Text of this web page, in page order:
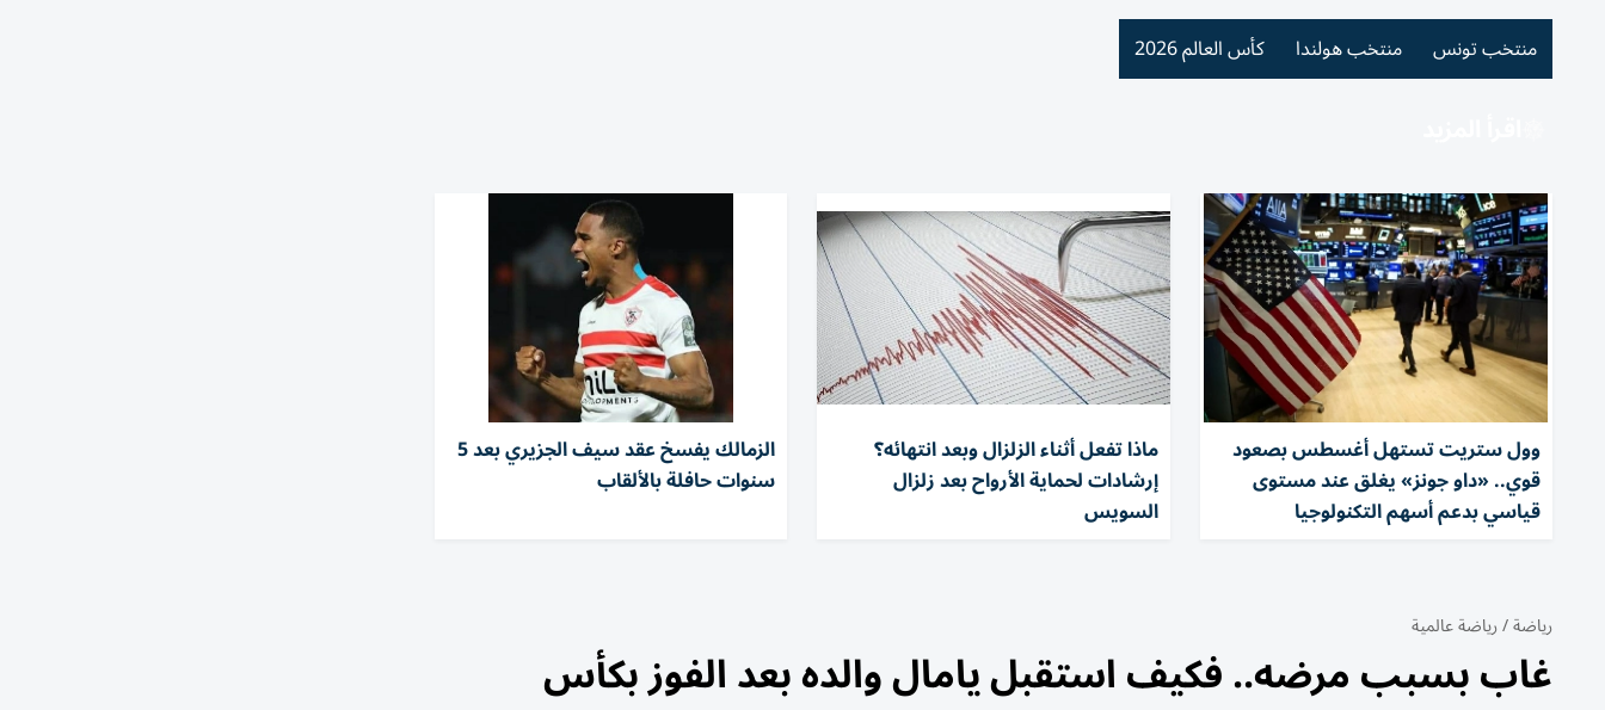
منتخب تونس منتخب هولندا كأس العالم 2026
وول ستريت تستهل أغسطس بصعود
قوي.. «داو جونز» يغلق عند مستوى
قياسي بدعم أسهم التكنولوجيا
ماذا تفعل أثناء الزلزال وبعد انتهائه؟
إرشادات لحماية الأرواح بعد زلزال
السويس
الزمالك يفسخ عقد سيف الجزيري بعد 5
سنوات حافلة بالألقاب
رياضة/رياضة عالمية
غاب بسبب مرضه.. فكيف استقبل يامال والده بعد الفوز بكأس